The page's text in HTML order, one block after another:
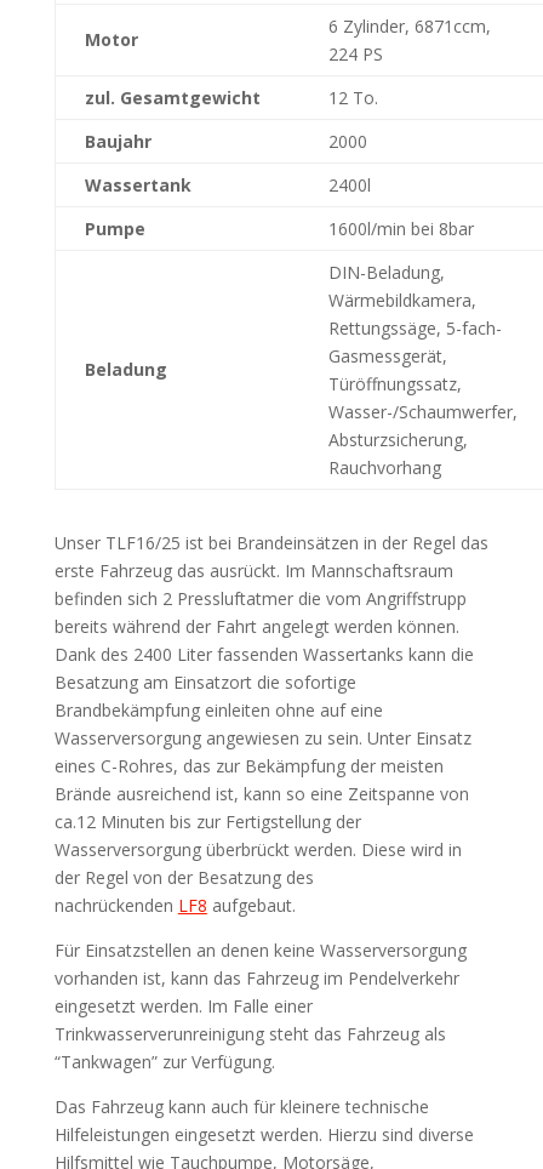
Motor
6 Zylinder, 6871ccm,
224 PS
zul. Gesamtgewicht
12 To.
Baujahr
2000
Wassertank
2400l
Pumpe
1600l/min bei 8bar
Beladung
DIN-Beladung,
Wärmebildkamera,
Rettungssäge, 5-fach-
Gasmessgerät,
Türöffnungssatz,
Wasser-/Schaumwerfer,
Absturzsicherung,
Rauchvorhang
Unser TLF16/25 ist bei Brandeinsätzen in der Regel das
erste Fahrzeug das ausrückt. Im Mannschaftsraum
befinden sich 2 Pressluftatmer die vom Angriffstrupp
bereits während der Fahrt angelegt werden können.
Dank des 2400 Liter fassenden Wassertanks kann die
Besatzung am Einsatzort die sofortige
Brandbekämpfung einleiten ohne auf eine
Wasserversorgung angewiesen zu sein. Unter Einsatz
eines C-Rohres, das zur Bekämpfung der meisten
Brände ausreichend ist, kann so eine Zeitspanne von
ca.12 Minuten bis zur Fertigstellung der
Wasserversorgung überbrückt werden. Diese wird in
der Regel von der Besatzung des
nachrückenden LF8 aufgebaut.
Für Einsatzstellen an denen keine Wasserversorgung
vorhanden ist, kann das Fahrzeug im Pendelverkehr
eingesetzt werden. Im Falle einer
Trinkwasserverunreinigung steht das Fahrzeug als
“Tankwagen” zur Verfügung.
Das Fahrzeug kann auch für kleinere technische
Hilfeleistungen eingesetzt werden. Hierzu sind diverse
Hilfsmittel wie Tauchpumpe, Motorsäge,